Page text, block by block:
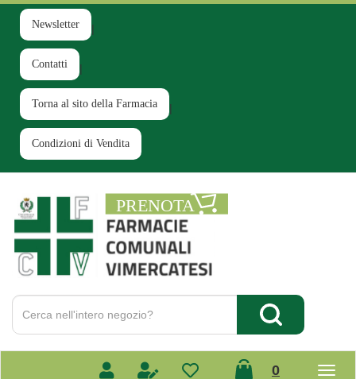
Passa
contenuto
principale
Newsletter
Contatti
Torna al sito della Farmacia
Condizioni di Vendita
Farmacia
Comunale
Cerca
Prodotto
Cerca Prodotto
0prodotti